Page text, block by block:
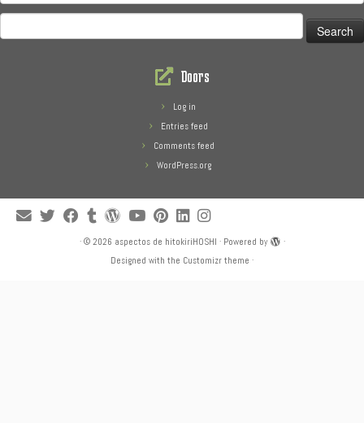
for:
Doors
Log in
Entries feed
Comments feed
WordPress.org
· © 2026 aspectos de hitokiriHOSHI · Powered by
·
Designed with the Customizr theme ·